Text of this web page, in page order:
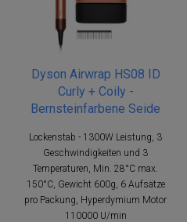
Dyson Airwrap HS08 ID
Curly + Coily -
Bernsteinfarbene Seide
Lockenstab - 1300W Leistung, 3
Geschwindigkeiten und 3
Temperaturen, Min. 28°C max.
150°C, Gewicht 600g, 6 Aufsätze
pro Packung, Hyperdymium Motor
110000 U/min